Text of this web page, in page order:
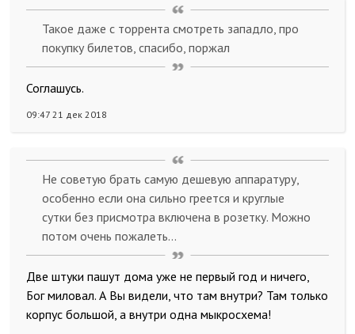
Такое даже с торрента смотреть западло, про
покупку билетов, спасибо, поржал
Соглашусь.
09:47 21 дек 2018
Не советую брать самую дешевую аппаратуру,
особенно если она сильно греется и круглые
сутки без присмотра включена в розетку. Можно
потом очень пожалеть...
Две штуки пашут дома уже не первый год и ничего,
Бог миловал. А Вы видели, что там внутри? Там только
корпус большой, а внутри одна мыкросхема!